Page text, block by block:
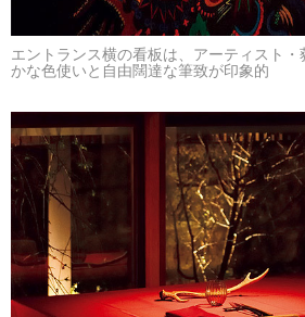
エントランス横の看板は、アーティスト
かな色使いと自由闊達な筆致が印象的